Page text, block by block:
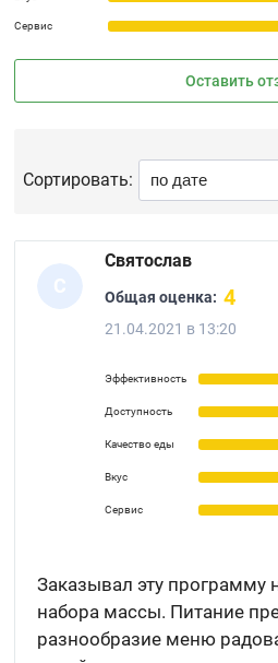
Сервис
Оставить
Сортировать:
С
Святослав
Общая оценка: 4
21.04.2021 в 13:20
Эффективность
Доступность
Качество еды
Вкус
Сервис
Заказывал эту программу
набора массы. Питание
разнообразие меню